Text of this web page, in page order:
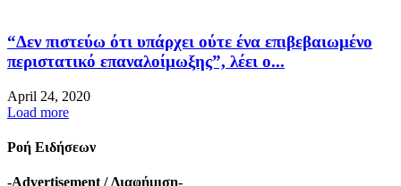
“Δεν πιστεύω ότι υπάρχει ούτε ένα επιβεβαιωμένο
περιστατικό επαναλοίμωξης”, λέει ο...
April 24, 2020
Load more
Ροή Ειδήσεων
-Advertisement / Διαφήμιση-